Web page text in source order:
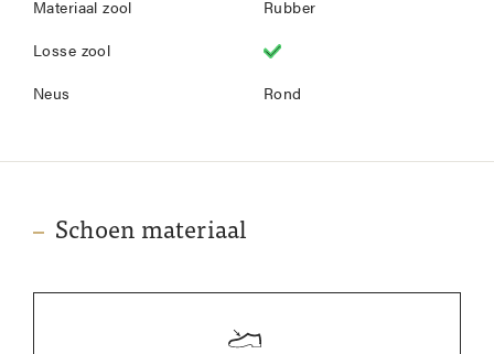
Materiaal zool Rubber
Losse zool
Neus Rond
Schoen materiaal